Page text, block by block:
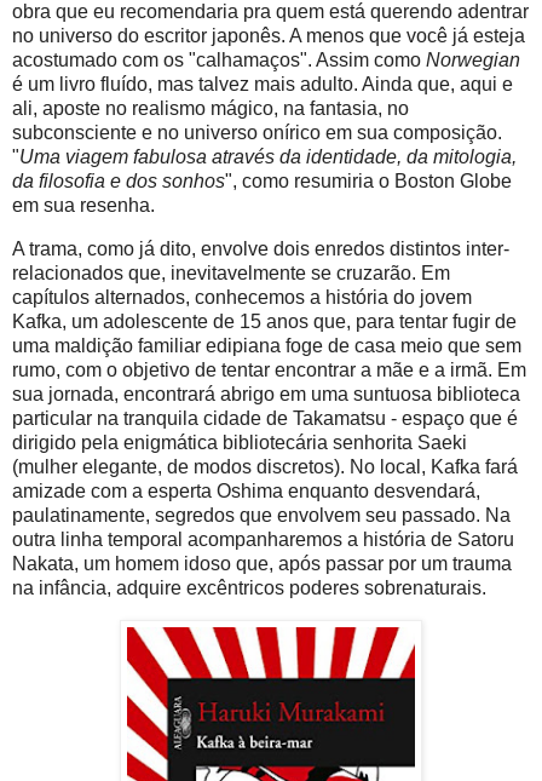
obra que eu recomendaria pra quem está querendo adentrar
no universo do escritor japonês. A menos que você já esteja
acostumado com os "calhamaços". Assim como Norwegian
é um livro fluído, mas talvez mais adulto. Ainda que, aqui e
ali, aposte no realismo mágico, na fantasia, no
subconsciente e no universo onírico em sua composição.
"Uma viagem fabulosa através da identidade, da mitologia,
da filosofia e dos sonhos", como resumiria o Boston Globe
em sua resenha.
A trama, como já dito, envolve dois enredos distintos inter-
relacionados que, inevitavelmente se cruzarão. Em
capítulos alternados, conhecemos a história do jovem
Kafka, um adolescente de 15 anos que, para tentar fugir de
uma maldição familiar edipiana foge de casa meio que sem
rumo, com o objetivo de tentar encontrar a mãe e a irmã. Em
sua jornada, encontrará abrigo em uma suntuosa biblioteca
particular na tranquila cidade de Takamatsu - espaço que é
dirigido pela enigmática bibliotecária senhorita Saeki
(mulher elegante, de modos discretos). No local, Kafka fará
amizade com a esperta Oshima enquanto desvendará,
paulatinamente, segredos que envolvem seu passado. Na
outra linha temporal acompanharemos a história de Satoru
Nakata, um homem idoso que, após passar por um trauma
na infância, adquire excêntricos poderes sobrenaturais.